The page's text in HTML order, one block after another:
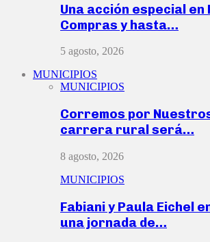
Una acción especial en
Compras y hasta…
5 agosto, 2026
MUNICIPIOS
MUNICIPIOS
Corremos por
carrera rural será…
8 agosto, 2026
MUNICIPIOS
Fabiani y Paula Eichel
una jornada de…